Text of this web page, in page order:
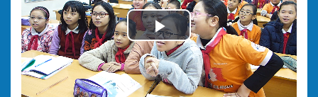
Play Video